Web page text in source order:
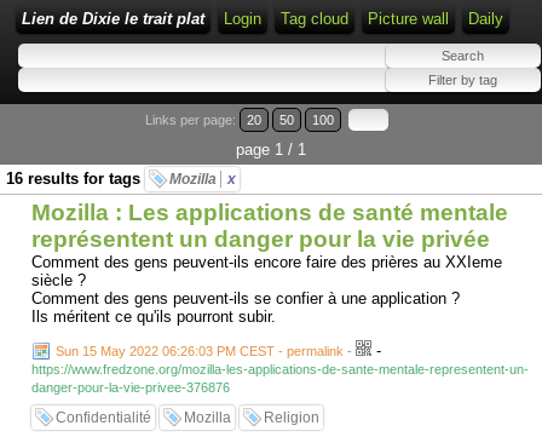
Lien de Dixie le trait plat Login Tag cloud Picture wall Daily
Links per page: 20 50 100
page 1 / 1
16 results for tags
Mozilla x
Mozilla : Les applications de santé mentale
représentent un danger pour la vie privée
Comment des gens peuvent-ils encore faire des prières au XXIeme
siècle ?
Comment des gens peuvent-ils se confier à une application ?
Ils méritent ce qu'ils pourront subir.
Sun 15 May 2022 06:26:03 PM CEST - permalink - -
https://www.fredzone.org/mozilla-les-applications-de-sante-mentale-representent-un-
danger-pour-la-vie-privee-376876
Confidentialité Mozilla Religion